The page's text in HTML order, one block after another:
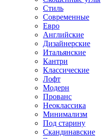
Стиль
Современные
Евро
Английские
Дизайнерские
Итальянские
Кантри
Классические
Лофт
Модерн
Прованс
Неоклассика
Минимализм
Под старину
Скандинавские